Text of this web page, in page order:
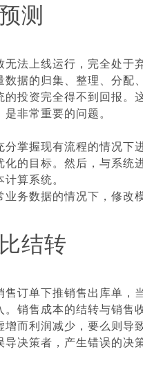
测
法上线运行，完全处于
据的归集、整理、分配
投资完全得不到回报。
非常重要的问题。
掌握现有流程的情况下
的目标。然后，与系统
算系统。
务数据的情况下，修改
结转
订单下推销售出库单，
销售成本的结转与销售
而利润减少，要么则导
决策者，产生错误的决策